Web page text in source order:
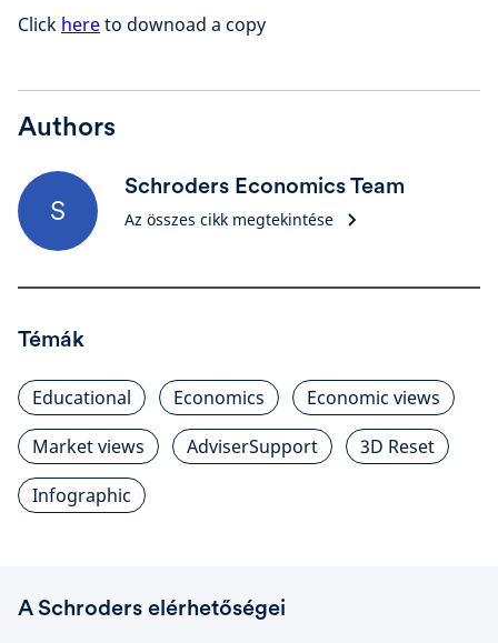
Click hereto downoad a copy
Authors
S
Schroders Economics Team
Az összes cikk megtekintése
Témák
Educational Economics
Economic views
Market views
AdviserSupport
3D Reset
Infographic
A Schroders elérhetőségei